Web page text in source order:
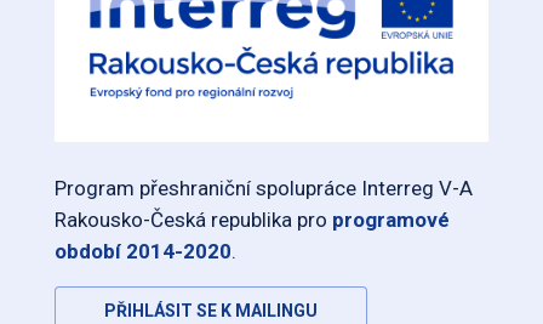
Program přeshraniční spolupráce Interreg V-A
Rakousko-Česká republika pro programové
období 2014-2020.
PŘIHLÁSIT SE K MAILINGU